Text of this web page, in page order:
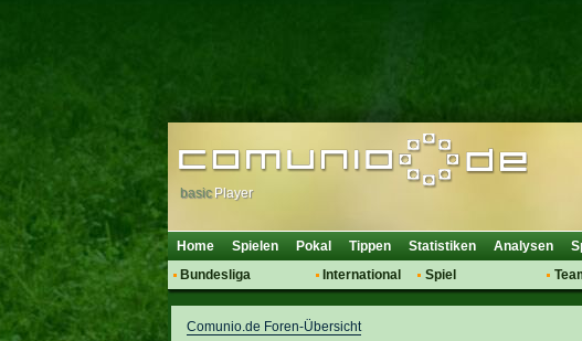
basic Player
Home Spielen Pokal Tippen Statistiken Analysen
Bundesliga
Hot News
Talk
International
Vereine
WM 2014
Spiel
Regeln & Tipps
Comunio.de Foren-Übersicht